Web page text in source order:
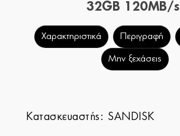
32GB 120MB/s
Χαρακτηριστικά Περιγραφή
Μην ξεχάσεις
Κατασκευαστής: SANDISK